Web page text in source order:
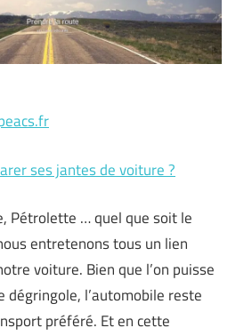
ses jantes de voiture ?
Pétrolette … quel que soit le
entretenons tous un lien
voiture. Bien que l’on puisse
dégringole, l’automobile reste
préféré. Et en cette